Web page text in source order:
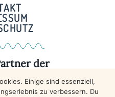
der
...Einige sind essenziell,
zu verbessern. Du